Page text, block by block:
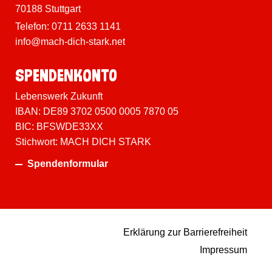
70188 Stuttgart
Telefon: 0711 2633 1141
info@mach-dich-stark.net
Spenden­konto
Lebenswerk Zukunft
IBAN: DE89 3702 0500 0005 7870 05
BIC: BFSWDE33XX
Stichwort: MACH DICH STARK
Spendenformular
Erklärung zur Barrierefreiheit
Impressum